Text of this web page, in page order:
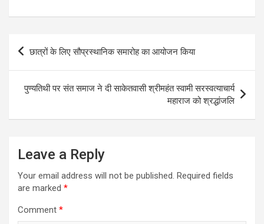
Post
navigation
छात्रों के लिए सौप्रस्थानिक समारोह का आयोजन किया
पुण्यतिथी पर संत समाज ने दी साकेतवासी श्रीमहंत स्वामी सरस्वत्याचार्य
महाराज को श्रद्धांजलि
Leave a Reply
Your email address will not be published. Required fields
are marked *
Comment *